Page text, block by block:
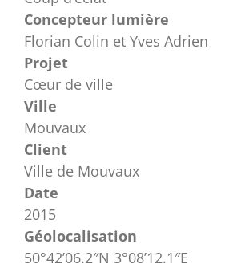
Concepteur lumière
Florian Colin et Yves Adrien
Projet
Cœur de ville
Ville
Mouvaux
Client
Ville de Mouvaux
Date
2015
Géolocalisation
50°42’06.2″N 3°08’12.1″E